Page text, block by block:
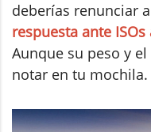
deberías renunciar
respuesta ante ISOs
Aunque su peso y
notar en tu mochila.